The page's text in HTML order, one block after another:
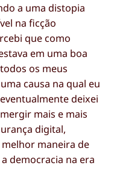
a uma distopia
na ficção
que como
em uma boa
os meus
causa na qual eu
deixei
mais e mais
digital,
maneira de
democracia na era